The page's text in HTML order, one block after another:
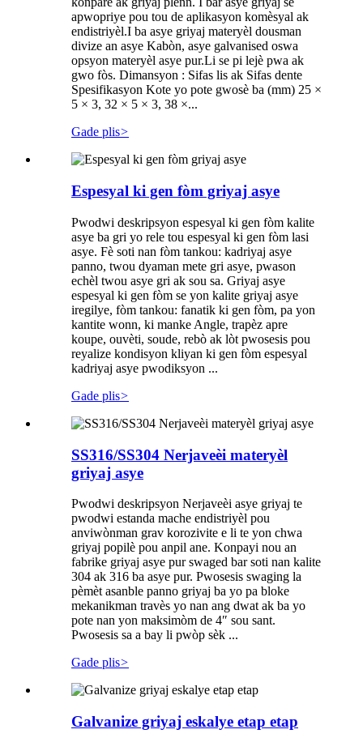
apwopriye pou tou de aplikasyon komèsyal ak
endistriyèl.I ba asye griyaj materyèl dousman
divize an asye Kabòn, asye galvanised oswa
opsyon materyèl asye pur.Li se pi lejè pwa ak
gwo fòs. Dimansyon : Sifas lis ak Sifas dente
Spesifikasyon Kote yo pote gwosè ba (mm) 25 ×
5 × 3, 32 × 5 × 3, 38 ×...
Gade plis>
Espesyal ki gen fòm griyaj asye
Pwodwi deskripsyon espesyal ki gen fòm kalite
asye ba gri yo rele tou espesyal ki gen fòm lasi
asye. Fè soti nan fòm tankou: kadriyaj asye
panno, twou dyaman mete gri asye, pwason
echèl twou asye gri ak sou sa. Griyaj asye
espesyal ki gen fòm se yon kalite griyaj asye
iregilye, fòm tankou: fanatik ki gen fòm, pa yon
kantite wonn, ki manke Angle, trapèz apre
koupe, ouvèti, soude, rebò ak lòt pwosesis pou
reyalize kondisyon kliyan ki gen fòm espesyal
kadriyaj asye pwodiksyon ...
Gade plis>
SS316/SS304 Nerjaveèi materyèl
griyaj asye
Pwodwi deskripsyon Nerjaveèi asye griyaj te
pwodwi estanda mache endistriyèl pou
anviwònman grav korozivite e li te yon chwa
griyaj popilè pou anpil ane. Konpayi nou an
fabrike griyaj asye pur swaged bar soti nan kalite
304 ak 316 ba asye pur. Pwosesis swaging la
pèmèt asanble panno griyaj ba yo pa bloke
mekanikman travès yo nan ang dwat ak ba yo
pote nan yon maksimòm de 4″ sou sant.
Pwosesis sa a bay li pwòp sèk ...
Gade plis>
Galvanize griyaj eskalye etap etap